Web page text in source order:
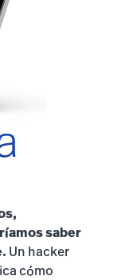
saber
Un hacker
cómo